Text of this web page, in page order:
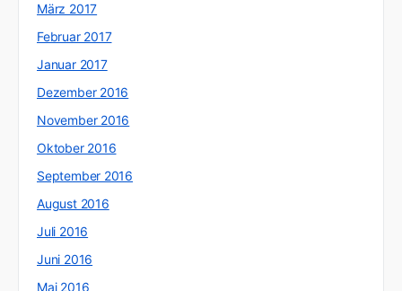
März 2017
Februar 2017
Januar 2017
Dezember 2016
November 2016
Oktober 2016
September 2016
August 2016
Juli 2016
Juni 2016
Mai 2016